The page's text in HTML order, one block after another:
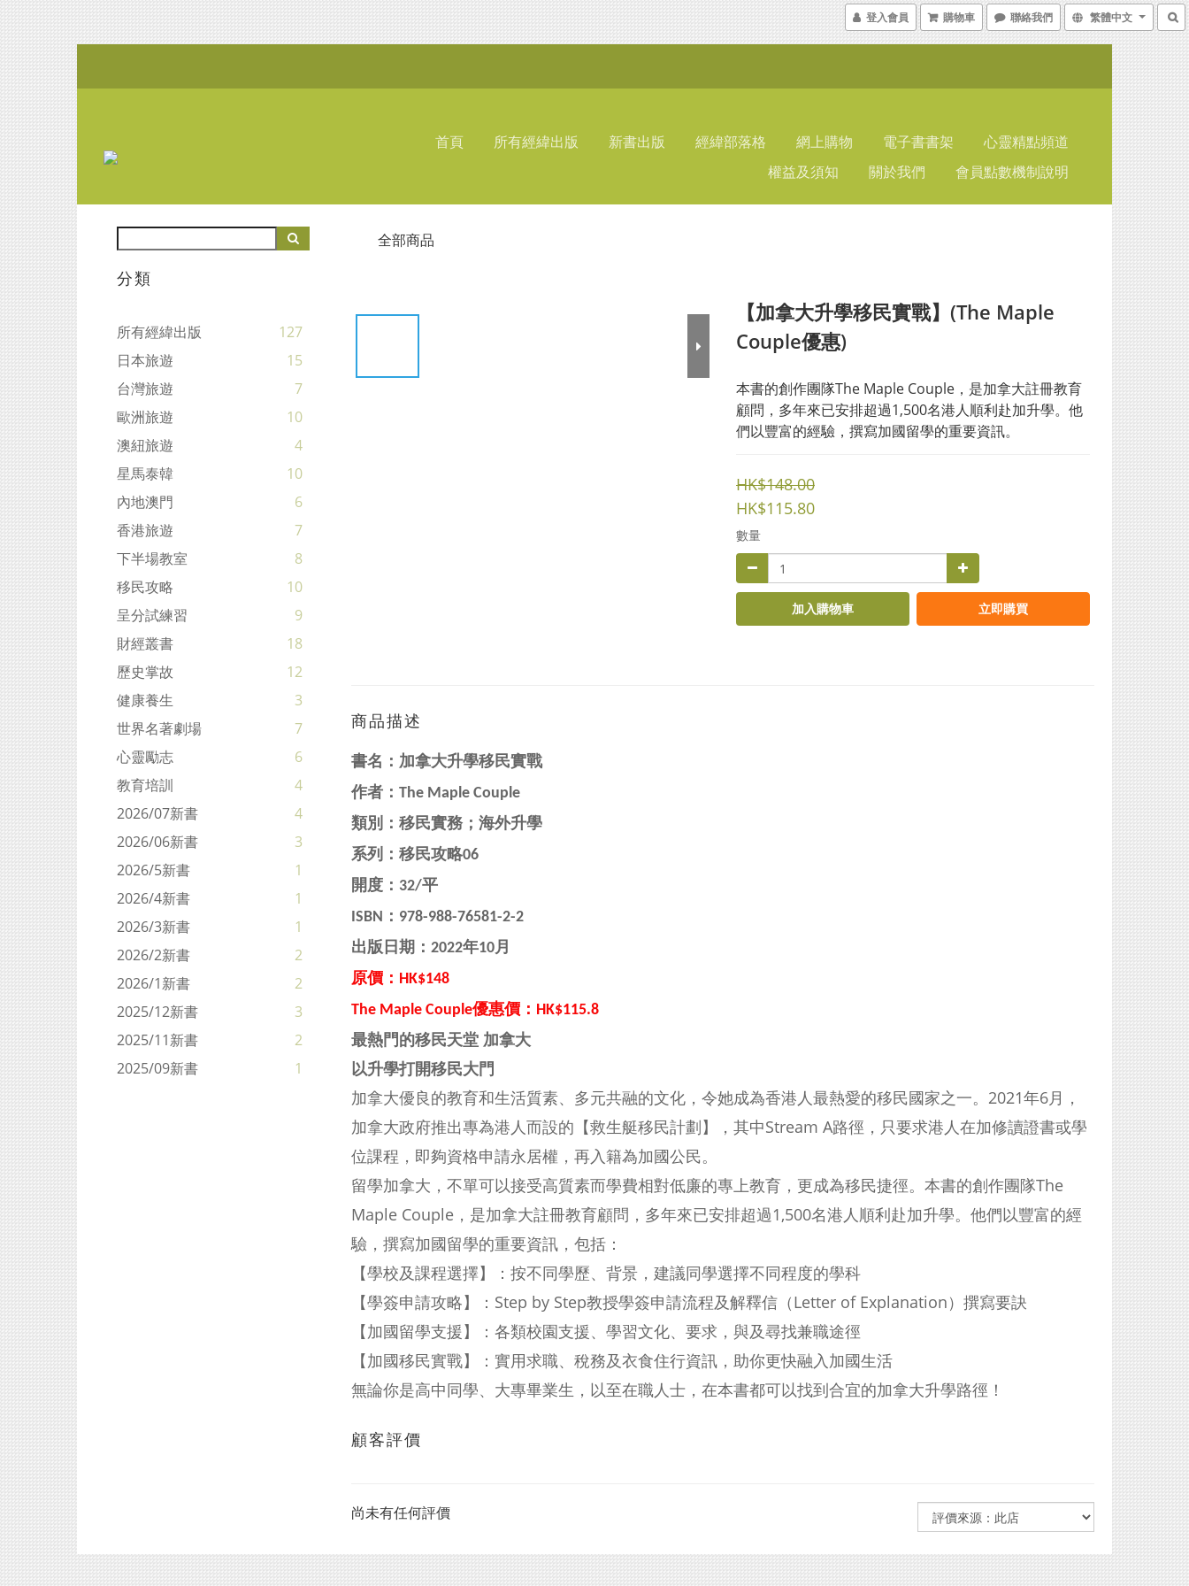
登入會員 購物車 聯絡我們 繁體中文
首頁 所有經緯出版 新書出版 經緯部落格 網上購物 電子書書架
心靈精點頻道
權益及須知
關於我們 會員點數機制說明
分類
所有經緯出版
127
日本旅遊
15
台灣旅遊
7
歐洲旅遊
10
澳紐旅遊
4
星馬泰韓
10
內地澳門
6
香港旅遊
7
下半場教室
8
移民攻略
10
呈分試練習
9
財經叢書
18
歷史掌故
12
健康養生
3
世界名著劇場
7
心靈勵志
6
教育培訓
4
2026/07新書
4
2026/06新書
3
2026/5新書
1
2026/4新書
1
2026/3新書
1
2026/2新書
2
2026/1新書
2
2025/12新書
3
2025/11新書
2
2025/09新書
1
全部商品
【加拿大升學移民實戰】(The Maple
Couple優惠)
本書的創作團隊The Maple Couple，是加拿大註冊教育
顧問，多年來已安排超過1,500名港人順利赴加升學。他
們以豐富的經驗，撰寫加國留學的重要資訊。
HK$148.00
HK$115.80
數量
加入購物車 立即購買
商品描述
書名： 加拿大升學移民實戰
作者： The Maple Couple
類別：移民實務； 海外升學
系列：移民攻略06
開度：32/平
ISBN： 978-988-76581-2-2
出版日期：2022年10月
原價：HK$148
The Maple Couple優惠價：HK$115.8
最熱門的移民天堂 加拿大
以升學打開移民大門
加拿大優良的教育和生活質素、多元共融的文化，令她成為香港人最熱愛的移民國家之一。2021年6月，
加拿大政府推出專為港人而設的【救生艇移民計劃】，其中Stream A路徑，只要求港人在加修讀證書或學
位課程，即夠資格申請永居權，再入籍為加國公民。
留學加拿大，不單可以接受高質素而學費相對低廉的專上教育，更成為移民捷徑。本書的創作團隊The
Maple Couple，是加拿大註冊教育顧問，多年來已安排超過1,500名港人順利赴加升學。他們以豐富的經
驗，撰寫加國留學的重要資訊，包括：
【學校及課程選擇】：按不同學歷、背景，建議同學選擇不同程度的學科
【學簽申請攻略】：Step by Step教授學簽申請流程及解釋信（Letter of Explanation）撰寫要訣
【加國留學支援】：各類校園支援、學習文化、要求，與及尋找兼職途徑
【加國移民實戰】：實用求職、稅務及衣食住行資訊，助你更快融入加國生活
無論你是高中同學、大專畢業生，以至在職人士，在本書都可以找到合宜的加拿大升學路徑！
顧客評價
尚未有任何評價